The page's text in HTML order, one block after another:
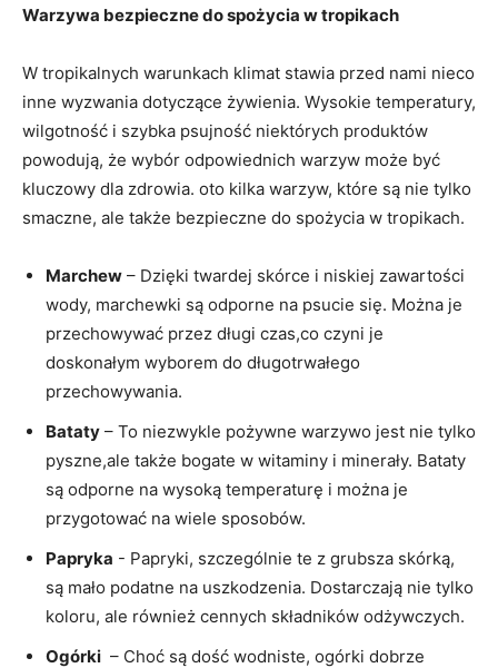
Warzywa bezpieczne do ⁢spożycia w tropikach
W tropikalnych warunkach⁢ klimat stawia przed nami nieco
inne wyzwania ⁤dotyczące ​żywienia. Wysokie temperatury,​
wilgotność i szybka psujność niektórych‌ produktów
powodują, że wybór odpowiednich ​warzyw może ⁣być
⁣kluczowy dla zdrowia. oto⁣ kilka ⁢warzyw, które są nie tylko
smaczne, ⁣ale ‌także bezpieczne do spożycia w tropikach.
Marchew – ⁢Dzięki twardej skórce i ‍niskiej‌ zawartości
wody, marchewki są odporne na psucie się. Można je⁢
przechowywać‌ przez długi czas,co czyni je
⁢doskonałym wyborem do długotrwałego
przechowywania.
Bataty – To niezwykle pożywne warzywo jest nie⁤ tylko
pyszne,ale także bogate w witaminy i minerały. Bataty⁣
są odporne na wysoką temperaturę i​ można je
przygotować‌ na wiele sposobów.
Papryka -⁢ Papryki, szczególnie te z grubsza skórką,
są‍ mało‌ podatne ⁤na uszkodzenia. Dostarczają ‍nie tylko‌
koloru, ⁢ale ​również cennych składników odżywczych.
Ogórki ⁣ – Choć są ⁢dość ‌wodniste, ⁤ogórki dobrze